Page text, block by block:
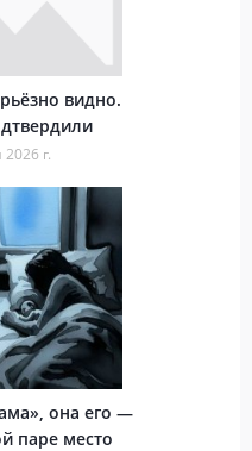
видно.
г.
она его —
паре место